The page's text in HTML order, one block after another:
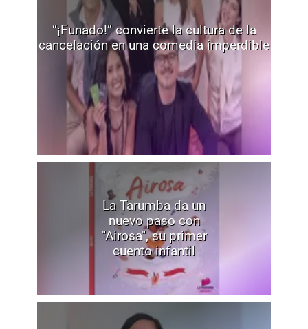
“¡Funado!” convierte la cultura de la
cancelación en una comedia imperdible
La Tarumba da un
nuevo paso con
"Airosa", su primer
cuento infantil